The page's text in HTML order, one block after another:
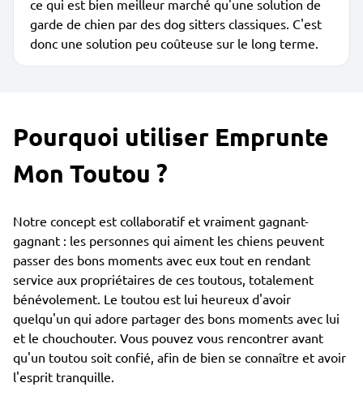
ce qui est bien meilleur marché qu'une solution de
garde de chien par des dog sitters classiques. C'est
donc une solution peu coûteuse sur le long terme.
Pourquoi utiliser Emprunte
Mon Toutou ?
Notre concept est collaboratif et vraiment gagnant-
gagnant : les personnes qui aiment les chiens peuvent
passer des bons moments avec eux tout en rendant
service aux propriétaires de ces toutous, totalement
bénévolement. Le toutou est lui heureux d'avoir
quelqu'un qui adore partager des bons moments avec lui
et le chouchouter. Vous pouvez vous rencontrer avant
qu'un toutou soit confié, afin de bien se connaître et avoir
l'esprit tranquille.